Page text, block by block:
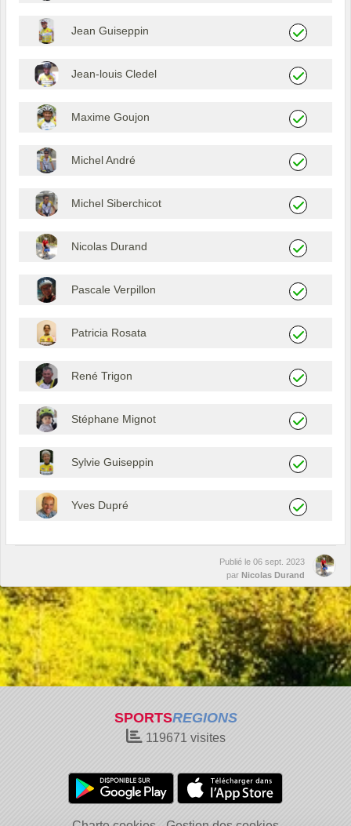
Jean Guiseppin
Jean-louis Cledel
Maxime Goujon
Michel André
Michel Siberchicot
Nicolas Durand
Pascale Verpillon
Patricia Rosata
René Trigon
Stéphane Mignot
Sylvie Guiseppin
Yves Dupré
Publié le 06 sept. 2023
par Nicolas Durand
SPORTSREGIONS
119671 visites